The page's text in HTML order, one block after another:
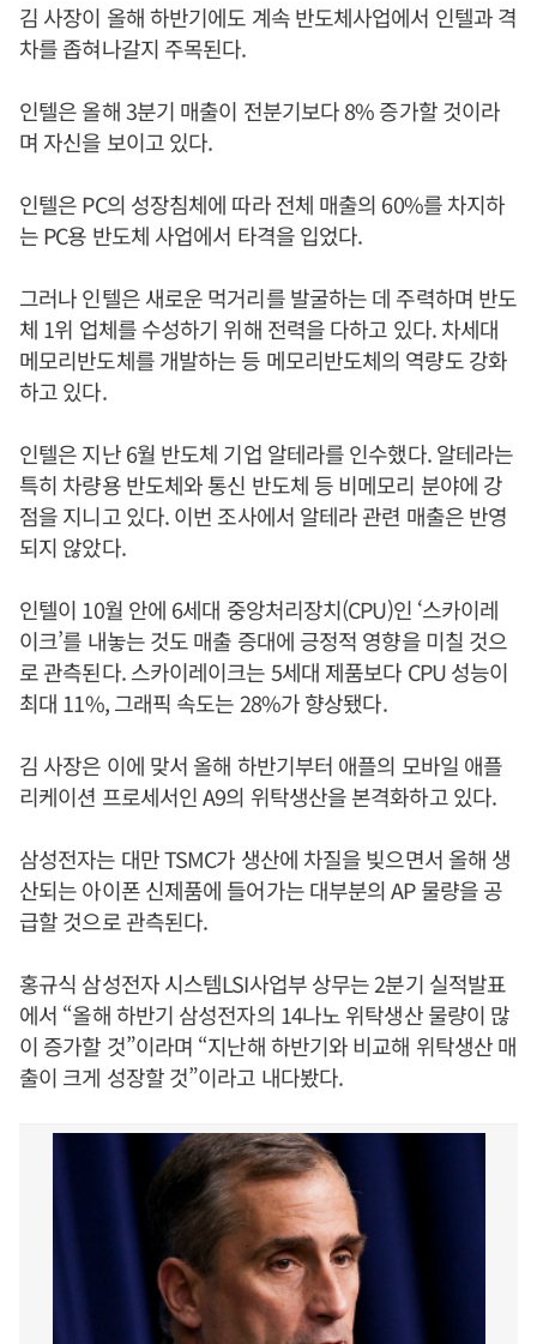
김 사장이 올해 하반기에도 계속 반도체사업에서 인텔과 격
차를 좁혀나갈지 주목된다.
인텔은 올해 3분기 매출이 전분기보다 8% 증가할 것이라
며 자신을 보이고 있다.
인텔은 PC의 성장침체에 따라 전체 매출의 60%를 차지하
는 PC용 반도체 사업에서 타격을 입었다.
그러나 인텔은 새로운 먹거리를 발굴하는 데 주력하며 반도
체 1위 업체를 수성하기 위해 전력을 다하고 있다. 차세대
메모리반도체를 개발하는 등 메모리반도체의 역량도 강화
하고 있다.
인텔은 지난 6월 반도체 기업 알테라를 인수했다. 알테라는
특히 차량용 반도체와 통신 반도체 등 비메모리 분야에 강
점을 지니고 있다. 이번 조사에서 알테라 관련 매출은 반영
되지 않았다.
인텔이 10월 안에 6세대 중앙처리장치(CPU)인 ‘스카이레
이크’를 내놓는 것도 매출 증대에 긍정적 영향을 미칠 것으
로 관측된다. 스카이레이크는 5세대 제품보다 CPU 성능이
최대 11%, 그래픽 속도는 28%가 향상됐다.
김 사장은 이에 맞서 올해 하반기부터 애플의 모바일 애플
리케이션 프로세서인 A9의 위탁생산을 본격화하고 있다.
삼성전자는 대만 TSMC가 생산에 차질을 빚으면서 올해 생
산되는 아이폰 신제품에 들어가는 대부분의 AP 물량을 공
급할 것으로 관측된다.
홍규식 삼성전자 시스템LSI사업부 상무는 2분기 실적발표
에서 “올해 하반기 삼성전자의 14나노 위탁생산 물량이 많
이 증가할 것”이라며 “지난해 하반기와 비교해 위탁생산 매
출이 크게 성장할 것”이라고 내다봤다.